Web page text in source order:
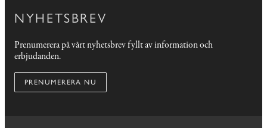
NYHETSBREV
Prenumerera på vårt nyhetsbrev fyllt av information och
erbjudanden.
PRENUMERERA NU